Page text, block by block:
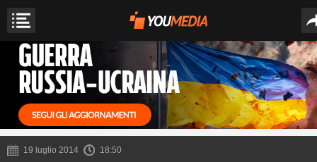
19 luglio 2014 18:50